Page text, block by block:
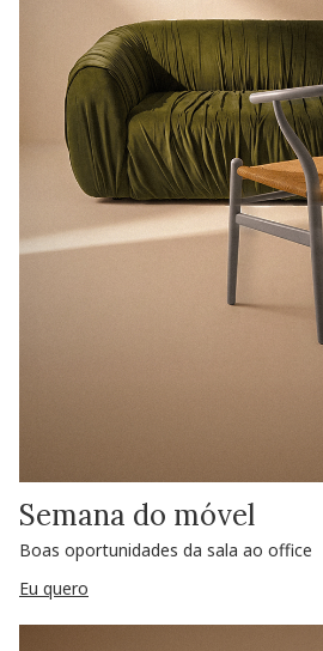
Semana do móvel
Boas oportunidades da sala ao office
Eu quero